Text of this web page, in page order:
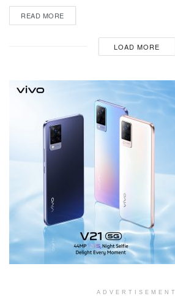
READ MORE
LOAD MORE
ADVERTISEMENT